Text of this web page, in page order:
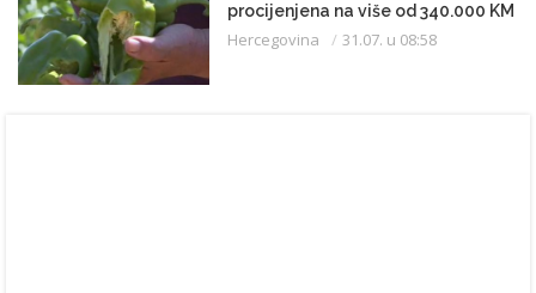
procijenjena na više od 340.000 KM
Hercegovina 31.07. u 08:58